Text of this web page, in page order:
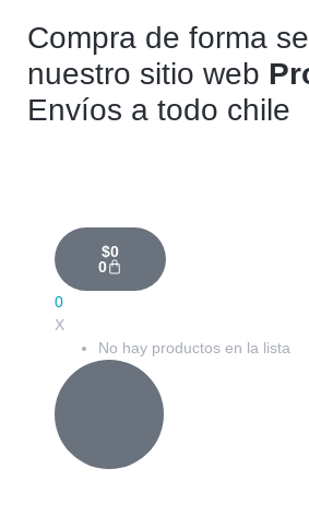
Compra de forma
nuestro sitio web
Envíos a todo chile
$0
0
0
X
No hay productos en la lista